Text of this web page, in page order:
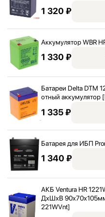
1 320 ₽
Аккумулятор WBR
1 330 ₽
Батареи Delta DTM
отный аккумулятор
1 335 ₽
Батарея для ИБП
1 340 ₽
АКБ Ventura HR
ДхШхВ
221WVnt]